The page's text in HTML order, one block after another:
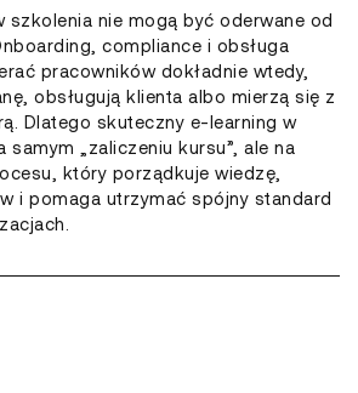
szkolenia nie mogą być oderwane od
compliance i obsługa
pracowników dokładnie wtedy,
obsługują klienta albo mierzą się z
Dlatego skuteczny e-learning w
samym „zaliczeniu kursu”, ale na
który porządkuje wiedzę,
i pomaga utrzymać spójny standard